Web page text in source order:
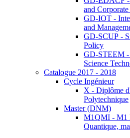
and
GD-IOT -
and
GD-SCUP -
Policy
GD-STEEM -
Science
Catalogue 2017 - 2018
Cycle Ingénieur
X - Diplôme
Polytechnique
Master (DNM)
M1QMI - M1
Quantique,